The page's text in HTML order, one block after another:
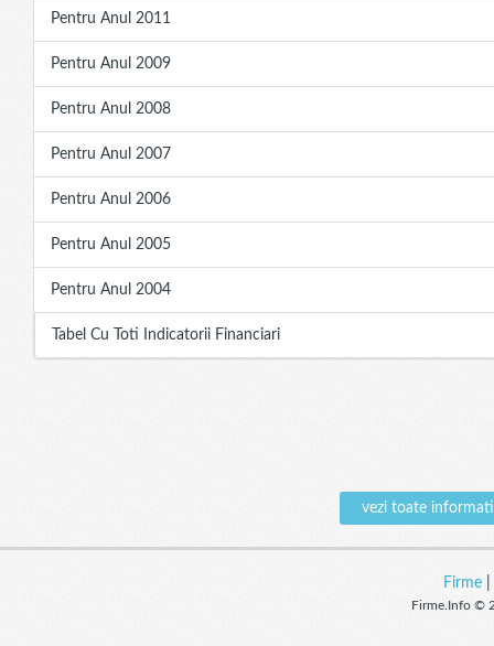
Pentru Anul 2011
Pentru Anul 2009
Pentru Anul 2008
Pentru Anul 2007
Pentru Anul 2006
Pentru Anul 2005
Pentru Anul 2004
Tabel Cu Toti Indicatorii Financiari
vezi toate
Firme|
Firme.Info ©